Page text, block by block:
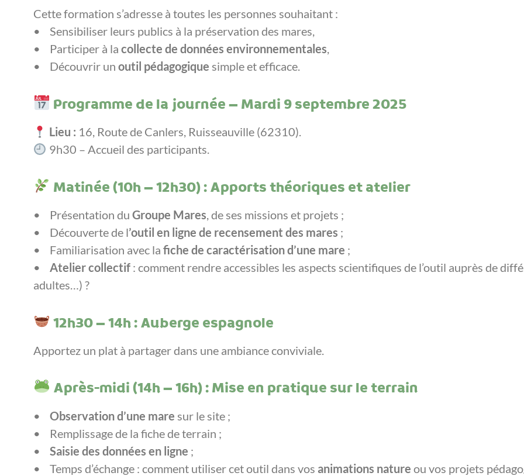
Cette formation s’adresse à toutes les personnes souhaitant :
• Sensibiliser leurs publics à la préservation des mares,
• Participer à la collecte de données environnementales,
• Découvrir un outil pédagogique simple et efficace.
Programme de la journée – Mardi 9 septembre 2025
Lieu : 16, Route de Canlers, Ruisseauville (62310).
9h30 – Accueil des participants.
Matinée (10h – 12h30) : Apports théoriques et atelier
• Présentation du Groupe Mares, de ses missions et projets ;
• Découverte de l’outil en ligne de recensement des mares ;
• Familiarisation avec la fiche de caractérisation d’une mare ;
• Atelier collectif : comment rendre accessibles les aspects scientifiques de l’outil auprès de
adultes…) ?
12h30 – 14h : Auberge espagnole
Apportez un plat à partager dans une ambiance conviviale.
Après-midi (14h – 16h) : Mise en pratique sur le terrain
• Observation d’une mare sur le site ;
• Remplissage de la fiche de terrain ;
• Saisie des données en ligne ;
• Temps d’échange : comment utiliser cet outil dans vos animations nature ou vos projets